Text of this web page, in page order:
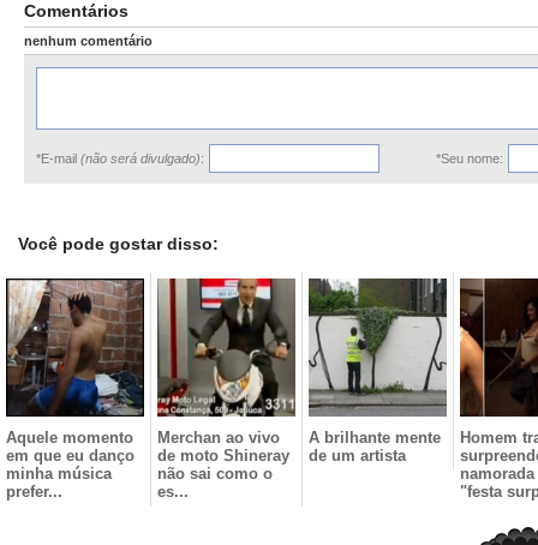
Comentários
nenhum comentário
*E-mail (não será divulgado): *Seu nome:
Você pode gostar disso:
Aquele momento
em que eu danço
minha música
prefer...
Merchan ao vivo
de moto Shineray
não sai como o
es...
A brilhante mente
de um artista
Homem
"festa